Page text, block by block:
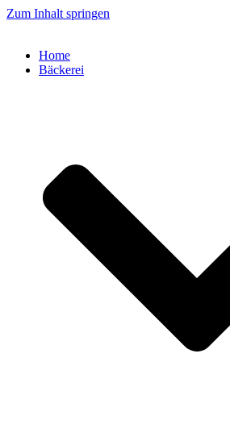
Zum Inhalt springen
Home
Bäckerei